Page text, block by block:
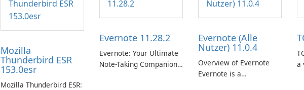
Mozilla
Thunderbird ESR
153.0esr
Mozilla Thunderbird ESR:
Evernote 11.28.2
Evernote: Your Ultimate
Note-Taking Companion
Evernote (Alle
Nutzer) 11.0.4
Overview of Evernote
Evernote is a
a